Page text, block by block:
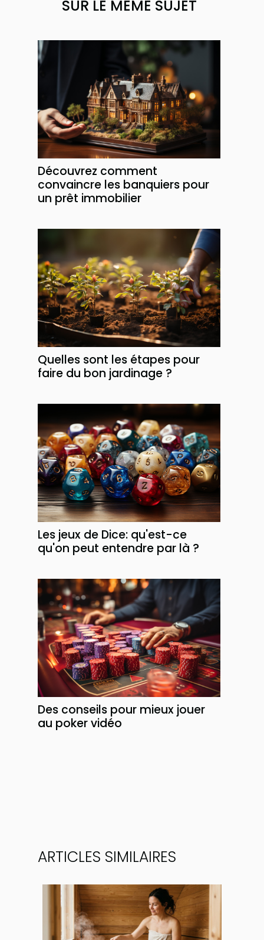
SUR LE MÊME SUJET
Découvrez comment
convaincre les banquiers pour
un prêt immobilier
Quelles sont les étapes pour
faire du bon jardinage ?
Les jeux de Dice: qu'est-ce
qu'on peut entendre par là ?
Des conseils pour mieux jouer
au poker vidéo
ARTICLES SIMILAIRES